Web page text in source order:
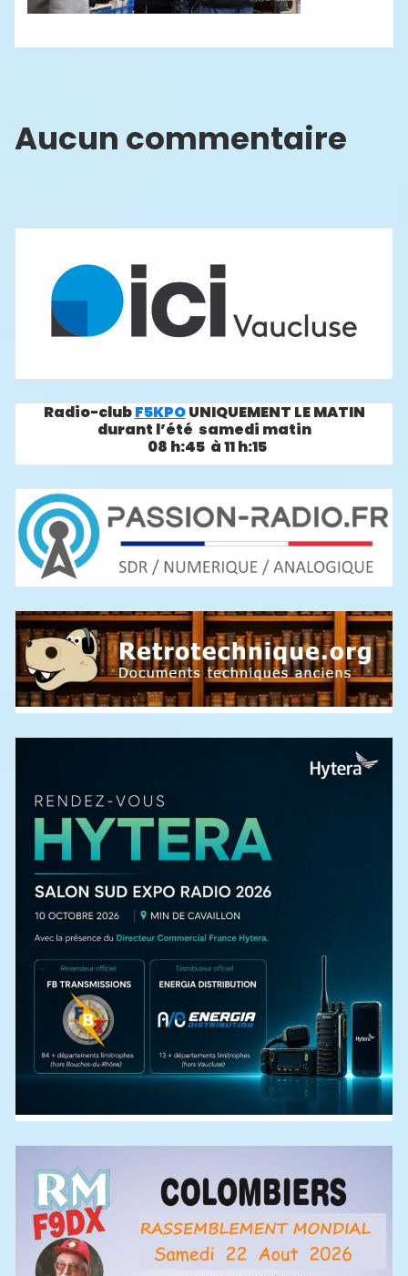
Aucun commentaire
Radio-clubF5KPOUNIQUEMENT LE MATIN
durant l’été samedi matin
08 h:45 à 11 h:15